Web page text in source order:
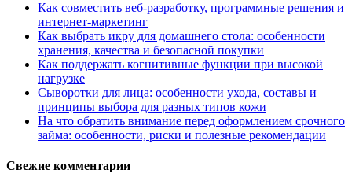
Как совместить веб-разработку, программные решения и
интернет-маркетинг
Как выбрать икру для домашнего стола: особенности
хранения, качества и безопасной покупки
Как поддержать когнитивные функции при высокой
нагрузке
Сыворотки для лица: особенности ухода, составы и
принципы выбора для разных типов кожи
На что обратить внимание перед оформлением срочного
займа: особенности, риски и полезные рекомендации
Свежие комментарии